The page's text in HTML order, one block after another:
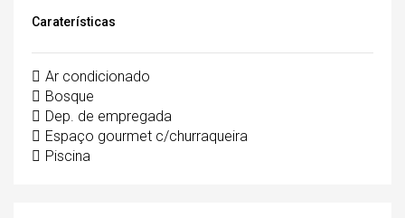
Caraterísticas
Ar condicionado
Bosque
Dep. de empregada
Espaço gourmet c/churraqueira
Piscina